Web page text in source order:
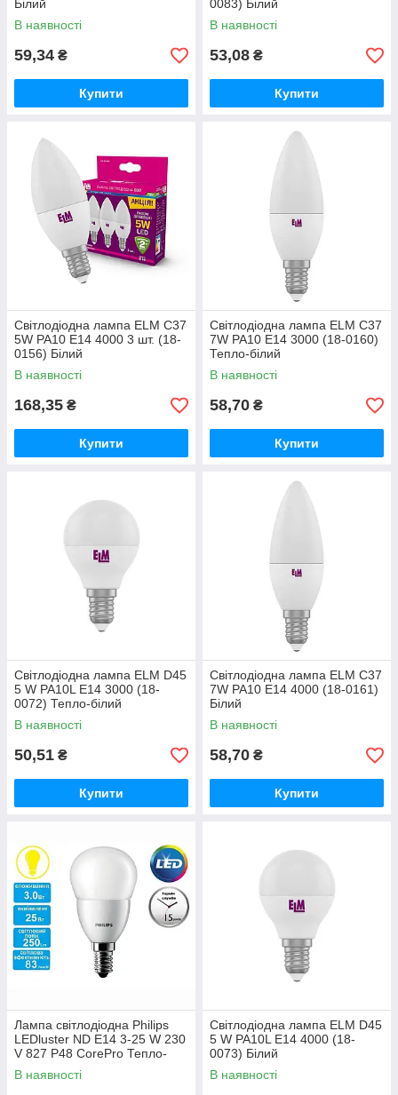
Білий
В наявності
59,34 ₴
Купити
0083) Білий
В наявності
53,08 ₴
Купити
Світлодіодна лампа ELM C37
5W PA10 E14 4000 3 шт. (18-
0156) Білий
В наявності
168,35 ₴
Купити
Світлодіодна лампа ELM C37
7W PA10 E14 3000 (18-0160)
Тепло-білий
В наявності
58,70 ₴
Купити
Світлодіодна лампа ELM D45
5 W PA10L E14 3000 (18-
0072) Тепло-білий
В наявності
50,51 ₴
Купити
Світлодіодна лампа ELM C37
7W PA10 E14 4000 (18-0161)
Білий
В наявності
58,70 ₴
Купити
Лампа світлодіодна Philips
LEDluster ND E14 3-25 W 230
V 827 P48 CorePro Тепло-
білий
В наявності
Світлодіодна лампа ELM D45
5 W PA10L E14 4000 (18-
0073) Білий
В наявності